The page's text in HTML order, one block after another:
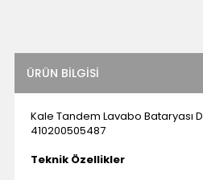
ÜRÜN BILGISI
Kale Tandem Lavabo Bataryası
410200505487
Teknik Özellikler